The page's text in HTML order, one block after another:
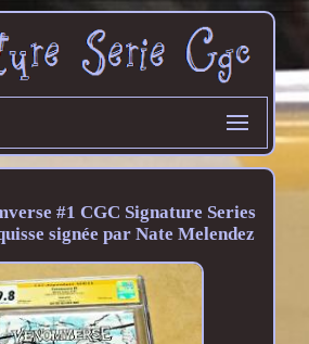
#1 CGC Signature Series
signée par Nate Melendez